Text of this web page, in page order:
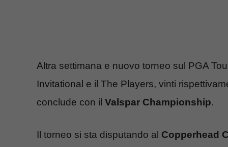
Altra settimana e nuovo torneo sul PGA
Invitational e il The Players, vinti
conclude con il Valspar Championship.
Il torneo si sta disputando al Copperhead